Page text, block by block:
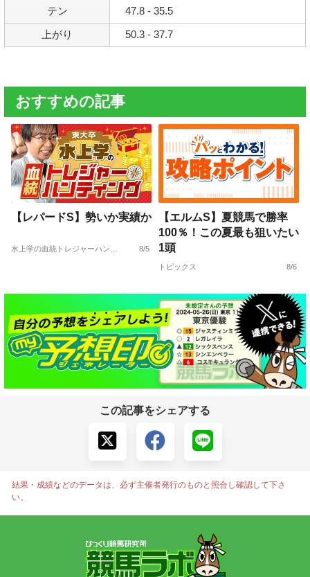
テン 47.8 - 35.5
上がり 50.3 - 37.7
おすすめの記事
【レパードS】勢いか実績か
水上学の血統トレジャーハンティング 8/5
【エルムS】夏競馬で勝率
100％！この夏最も狙いたい
1頭
トピックス 8/6
この記事をシェアする
結果・成績などのデータは、必ず主催者発行のものと照合し確認して下さ
い。